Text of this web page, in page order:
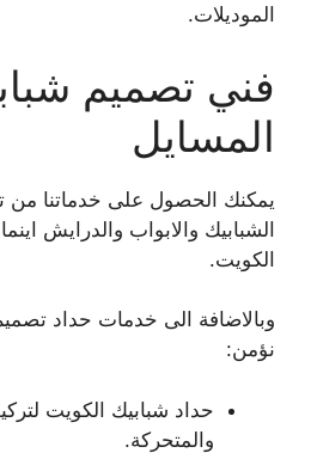
الموديلات.
فني تصميم
المسايل
يمكنك الحصول على خدماتنا من
الشبابيك والابواب والدرايش
الكويت.
وبالاضافة الى خدمات حداد
نؤمن:
حداد شبابيك الكويت
والمتحركة.